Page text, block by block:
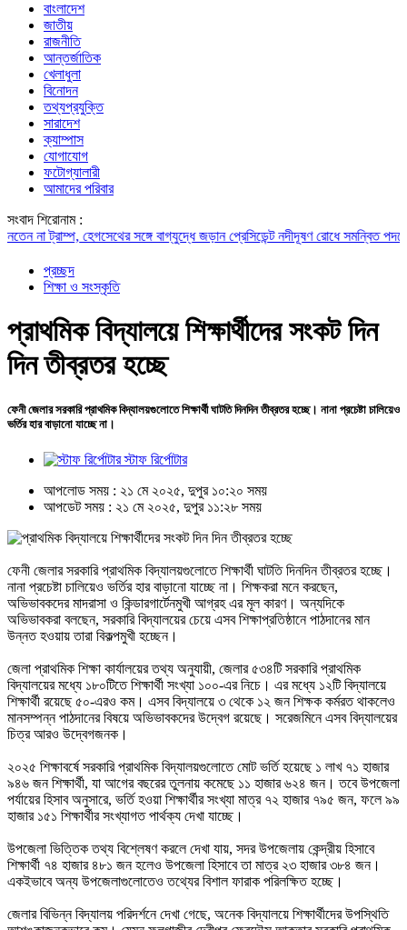
বাংলাদেশ
জাতীয়
রাজনীতি
আন্তর্জাতিক
খেলাধুলা
বিনোদন
তথ্যপ্রযুক্তি
সারাদেশ
ক্যাম্পাস
যোগাযোগ
ফটোগ্যালারী
আমাদের পরিবার
সংবাদ শিরোনাম :
ট্রাম্প, হেগসেথের সঙ্গে বাগ্‌যুদ্ধে জড়ান প্রেসিডেন্টনদীদূষণ রোধে সমন্বিত পদক্ষেপ
প্রচ্ছদ
শিক্ষা ও সংস্কৃতি
প্রাথমিক বিদ্যালয়ে শিক্ষার্থীদের সংকট দিন
দিন তীব্রতর হচ্ছে
ফেনী জেলার সরকারি প্রাথমিক বিদ্যালয়গুলোতে শিক্ষার্থী ঘাটতি দিনদিন তীব্রতর হচ্ছে। নানা প্রচেষ্টা চালিয়েও
ভর্তির হার বাড়ানো যাচ্ছে না।
স্টাফ রির্পোটার
আপলোড সময় : ২১ মে ২০২৫, দুপুর ১০:২০ সময়
আপডেট সময় : ২১ মে ২০২৫, দুপুর ১১:২৮ সময়
ফেনী জেলার সরকারি প্রাথমিক বিদ্যালয়গুলোতে শিক্ষার্থী ঘাটতি দিনদিন তীব্রতর হচ্ছে।
নানা প্রচেষ্টা চালিয়েও ভর্তির হার বাড়ানো যাচ্ছে না। শিক্ষকরা মনে করছেন,
অভিভাবকদের মাদরাসা ও কিন্ডারগার্টেনমুখী আগ্রহ এর মূল কারণ। অন্যদিকে
অভিভাবকরা বলছেন, সরকারি বিদ্যালয়ের চেয়ে এসব শিক্ষাপ্রতিষ্ঠানে পাঠদানের মান
উন্নত হওয়ায় তারা বিকল্পমুখী হচ্ছেন।
জেলা প্রাথমিক শিক্ষা কার্যালয়ের তথ্য অনুযায়ী, জেলার ৫৩৪টি সরকারি প্রাথমিক
বিদ্যালয়ের মধ্যে ১৮০টিতে শিক্ষার্থী সংখ্যা ১০০-এর নিচে। এর মধ্যে ১২টি বিদ্যালয়ে
শিক্ষার্থী রয়েছে ৫০-এরও কম। এসব বিদ্যালয়ে ৩ থেকে ১২ জন শিক্ষক কর্মরত থাকলেও
মানসম্পন্ন পাঠদানের বিষয়ে অভিভাবকদের উদ্বেগ রয়েছে। সরেজমিনে এসব বিদ্যালয়ের
চিত্র আরও উদ্বেগজনক।
২০২৫ শিক্ষাবর্ষে সরকারি প্রাথমিক বিদ্যালয়গুলোতে মোট ভর্তি হয়েছে ১ লাখ ৭১ হাজার
৯৪৬ জন শিক্ষার্থী, যা আগের বছরের তুলনায় কমেছে ১১ হাজার ৬২৪ জন। তবে উপজেলা
পর্যায়ের হিসাব অনুসারে, ভর্তি হওয়া শিক্ষার্থীর সংখ্যা মাত্র ৭২ হাজার ৭৯৫ জন, ফলে ৯৯
হাজার ১৫১ শিক্ষার্থীর সংখ্যাগত পার্থক্য দেখা যাচ্ছে।
উপজেলা ভিত্তিক তথ্য বিশ্লেষণ করলে দেখা যায়, সদর উপজেলায় কেন্দ্রীয় হিসাবে
শিক্ষার্থী ৭৪ হাজার ৪৮১ জন হলেও উপজেলা হিসাবে তা মাত্র ২৩ হাজার ৩৮৪ জন।
একইভাবে অন্য উপজেলাগুলোতেও তথ্যের বিশাল ফারাক পরিলক্ষিত হচ্ছে।
জেলার বিভিন্ন বিদ্যালয় পরিদর্শনে দেখা গেছে, অনেক বিদ্যালয়ে শিক্ষার্থীদের উপস্থিতি